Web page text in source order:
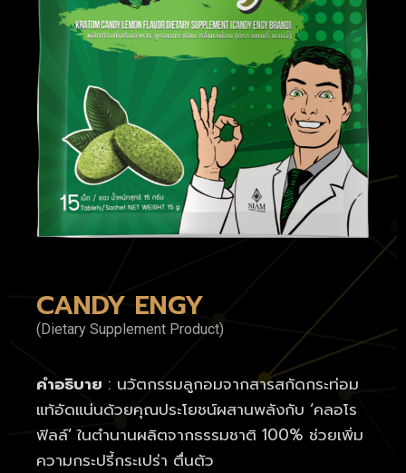
CANDY ENGY
(Dietary Supplement Product)
คำอธิบาย : นวัตกรรมลูกอมจากสารสกัดกระท่อม
แท้อัดแน่นด้วยคุณประโยชน์ผสานพลังกับ ‘คลอโร
ฟิลล์’ ในตำนานผลิตจากธรรมชาติ 100% ช่วยเพิ่ม
ความกระปรี้กระเปร่า ตื่นตัว